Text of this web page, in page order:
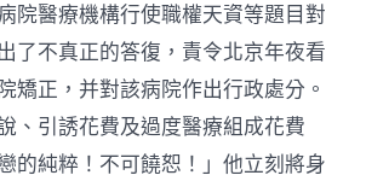
院醫療機構行使職權天資等題目對
了不真正的答復，責令北京年夜看
矯正，并對該病院作出行政處分。
、引誘花費及過度醫療組成花費
的純粹！不可饒恕！」他立刻將身